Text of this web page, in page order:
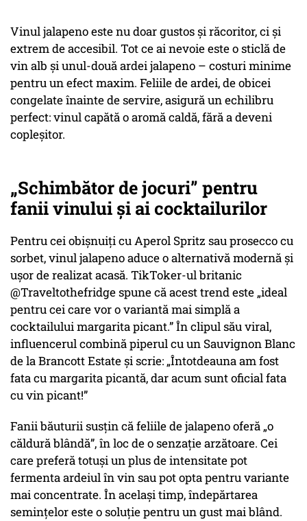
Vinul jalapeno este nu doar gustos și răcoritor, ci și
extrem de accesibil. Tot ce ai nevoie este o sticlă de
vin alb și unul-două ardei jalapeno – costuri minime
pentru un efect maxim. Feliile de ardei, de obicei
congelate înainte de servire, asigură un echilibru
perfect: vinul capătă o aromă caldă, fără a deveni
copleșitor.
„Schimbător de jocuri” pentru
fanii vinului și ai cocktailurilor
Pentru cei obișnuiți cu Aperol Spritz sau prosecco cu
sorbet, vinul jalapeno aduce o alternativă modernă și
ușor de realizat acasă. TikToker-ul britanic
@Traveltothefridge spune că acest trend este „ideal
pentru cei care vor o variantă mai simplă a
cocktailului margarita picant.” În clipul său viral,
influencerul combină piperul cu un Sauvignon Blanc
de la Brancott Estate și scrie: „Întotdeauna am fost
fata cu margarita picantă, dar acum sunt oficial fata
cu vin picant!”
Fanii băuturii susțin că feliile de jalapeno oferă „o
căldură blândă”, în loc de o senzație arzătoare. Cei
care preferă totuși un plus de intensitate pot
fermenta ardeiul în vin sau pot opta pentru variante
mai concentrate. În același timp, îndepărtarea
semințelor este o soluție pentru un gust mai blând.